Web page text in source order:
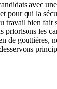
avec
pour qui la
travail bien fait
priorisons les
de gouttières,